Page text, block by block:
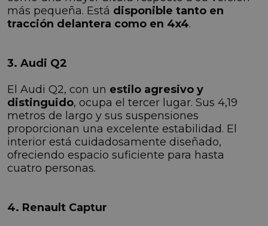
más pequeña. Está disponible tanto en
tracción delantera como en 4x4.
3. Audi Q2
El Audi Q2, con un estilo agresivo y
distinguido, ocupa el tercer lugar. Sus 4,19
metros de largo y sus suspensiones
proporcionan una excelente estabilidad. El
interior está cuidadosamente diseñado,
ofreciendo espacio suficiente para hasta
cuatro personas.
4. Renault Captur